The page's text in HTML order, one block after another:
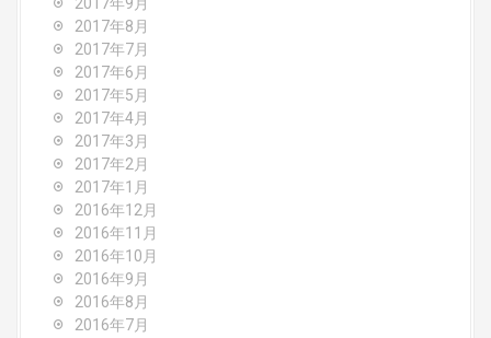
2017年8月
2017年7月
2017年6月
2017年5月
2017年4月
2017年3月
2017年2月
2017年1月
2016年12月
2016年11月
2016年10月
2016年9月
2016年8月
2016年7月